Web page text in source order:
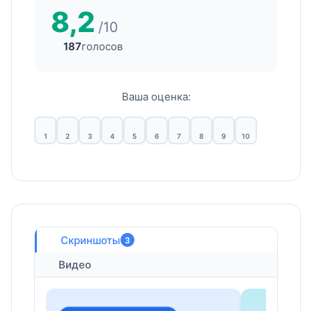
8,2 /10
187голосов
Ваша оценка:
1 2 3 4 5 6 7 8 9 10
Скриншоты 3
Видео